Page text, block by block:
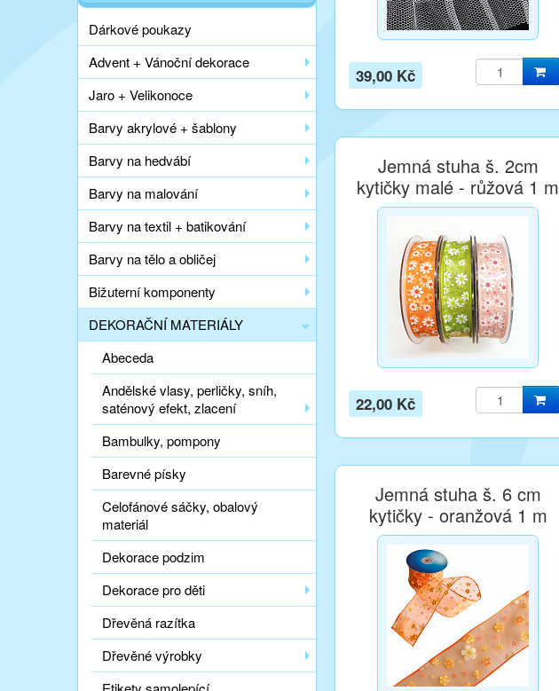
Dárkové poukazy
Advent + Vánoční dekorace
Jaro + Velikonoce
Barvy akrylové + šablony
Barvy na hedvábí
Barvy na malování
Barvy na textil + batikování
Barvy na tělo a obličej
Bižuterní komponenty
DEKORAČNÍ MATERIÁLY
Abeceda
Andělské vlasy, perličky, sníh,
saténový efekt, zlacení
Bambulky, pompony
Barevné písky
Celofánové sáčky, obalový
materiál
Dekorace podzim
Dekorace pro děti
Dřevěná razítka
Dřevěné výrobky
39,00 Kč
Jemná stuha š. 2cm
kytičky malé - růžová 1 m
22,00 Kč
Jemná stuha š. 6 cm
kytičky - oranžová 1 m